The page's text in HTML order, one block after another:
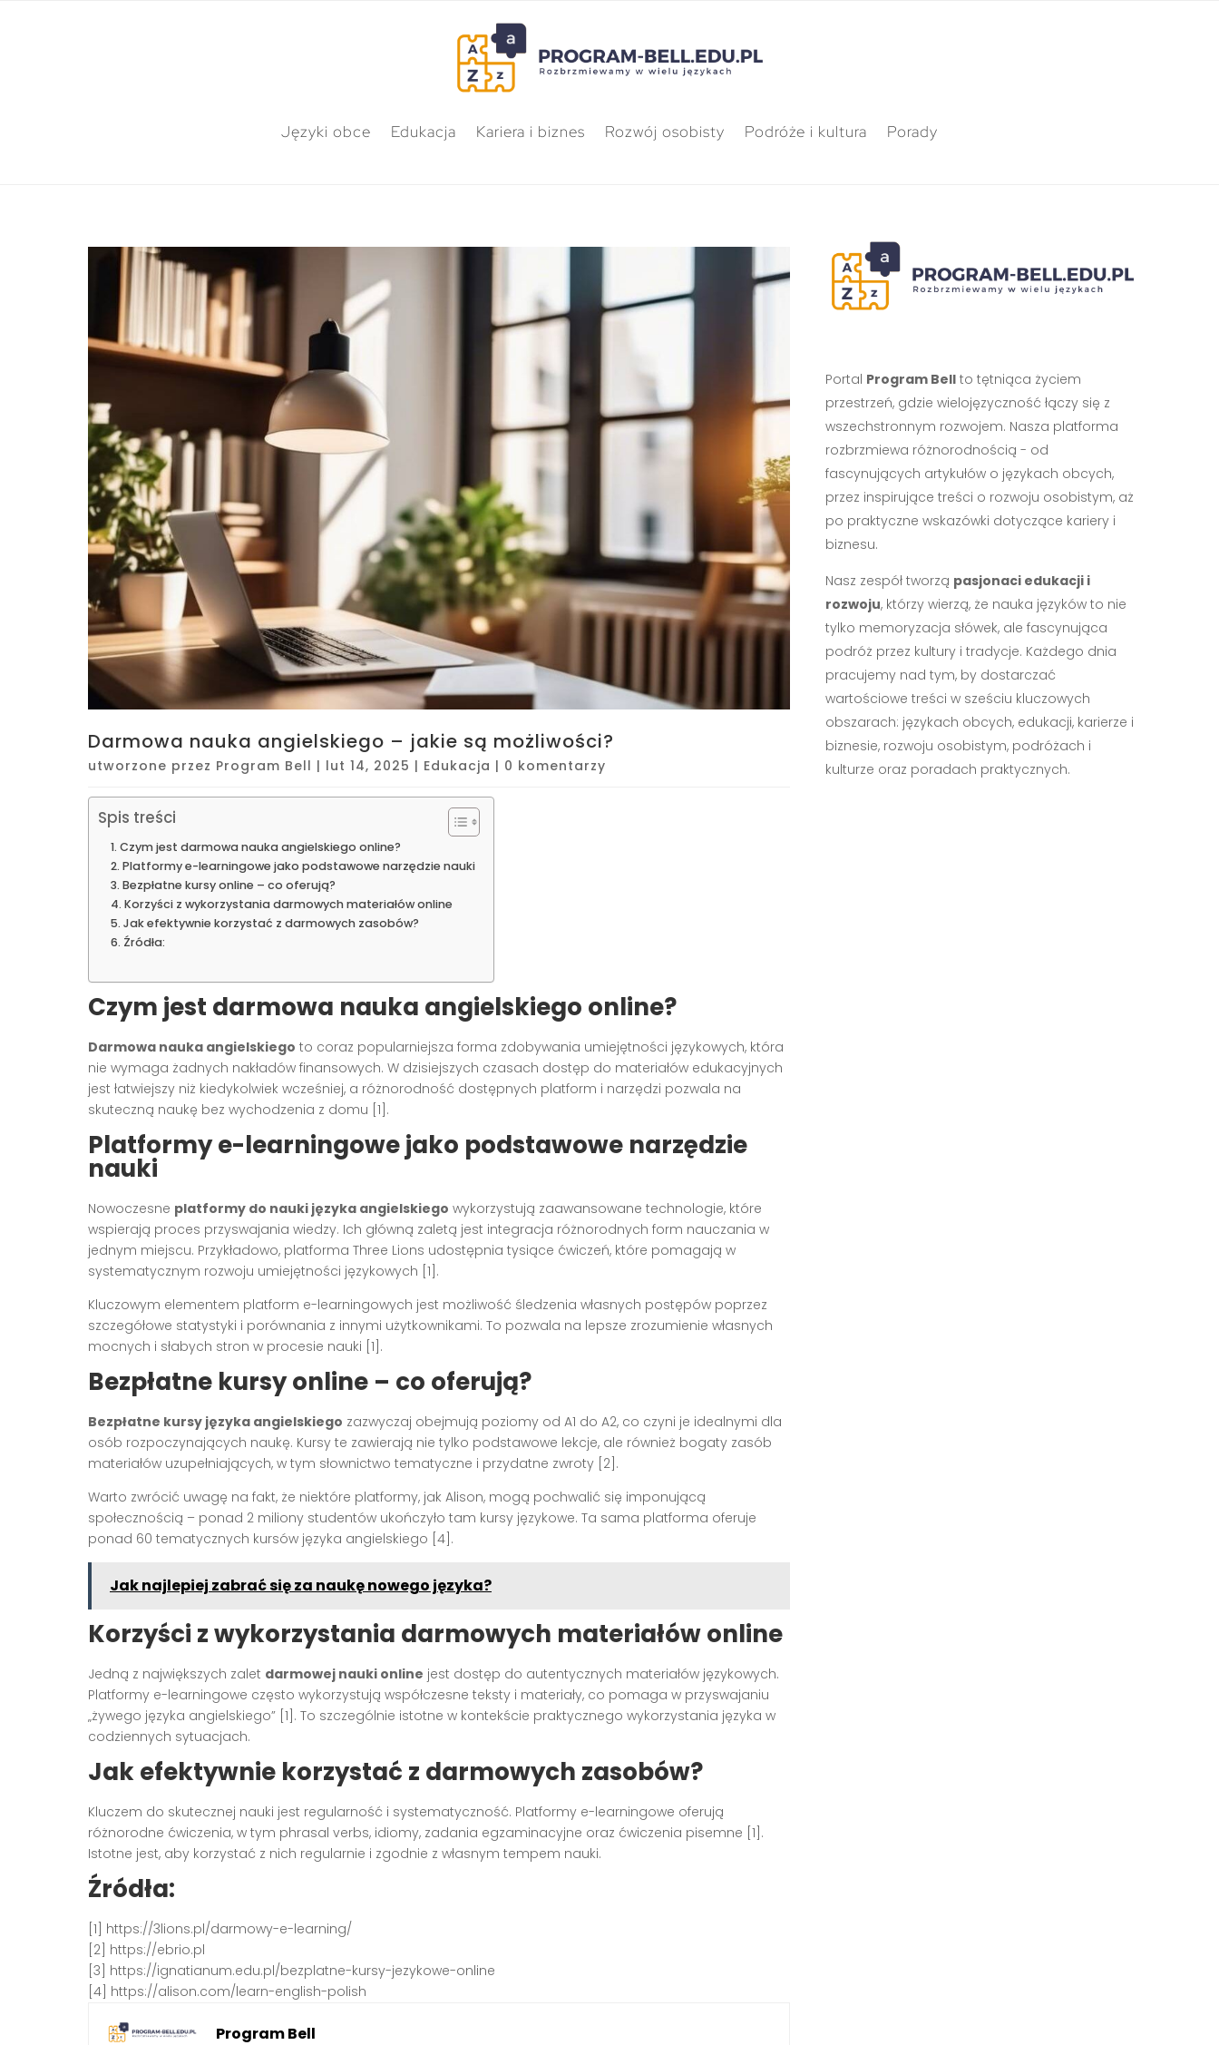
Języki obce Edukacja Kariera i biznes Rozwój osobisty Podróże i kultura Porady
Darmowa nauka angielskiego – jakie są możliwości?
utworzone przez Program Bell | lut 14, 2025 | Edukacja | 0 komentarzy
Spis treści
Czym jest darmowa nauka angielskiego online?
Platformy e-learningowe jako podstawowe narzędzie nauki
Bezpłatne kursy online – co oferują?
Korzyści z wykorzystania darmowych materiałów online
Jak efektywnie korzystać z darmowych zasobów?
Źródła:
Czym jest darmowa nauka angielskiego online?
Darmowa nauka angielskiego to coraz popularniejsza forma zdobywania umiejętności językowych, która
nie wymaga żadnych nakładów finansowych. W dzisiejszych czasach dostęp do materiałów edukacyjnych
jest łatwiejszy niż kiedykolwiek wcześniej, a różnorodność dostępnych platform i narzędzi pozwala na
skuteczną naukę bez wychodzenia z domu [1].
Platformy e-learningowe jako podstawowe narzędzie
nauki
Nowoczesne platformy do nauki języka angielskiego wykorzystują zaawansowane technologie, które
wspierają proces przyswajania wiedzy. Ich główną zaletą jest integracja różnorodnych form nauczania w
jednym miejscu. Przykładowo, platforma Three Lions udostępnia tysiące ćwiczeń, które pomagają w
systematycznym rozwoju umiejętności językowych [1].
Kluczowym elementem platform e-learningowych jest możliwość śledzenia własnych postępów poprzez
szczegółowe statystyki i porównania z innymi użytkownikami. To pozwala na lepsze zrozumienie własnych
mocnych i słabych stron w procesie nauki [1].
Bezpłatne kursy online – co oferują?
Bezpłatne kursy języka angielskiego zazwyczaj obejmują poziomy od A1 do A2, co czyni je idealnymi dla
osób rozpoczynających naukę. Kursy te zawierają nie tylko podstawowe lekcje, ale również bogaty zasób
materiałów uzupełniających, w tym słownictwo tematyczne i przydatne zwroty [2].
Warto zwrócić uwagę na fakt, że niektóre platformy, jak Alison, mogą pochwalić się imponującą
społecznością – ponad 2 miliony studentów ukończyło tam kursy językowe. Ta sama platforma oferuje
ponad 60 tematycznych kursów języka angielskiego [4].
Jak najlepiej zabrać się za naukę nowego języka?
Korzyści z wykorzystania darmowych materiałów online
Jedną z największych zalet darmowej nauki online jest dostęp do autentycznych materiałów językowych.
Platformy e-learningowe często wykorzystują współczesne teksty i materiały, co pomaga w przyswajaniu
„żywego języka angielskiego” [1]. To szczególnie istotne w kontekście praktycznego wykorzystania języka w
codziennych sytuacjach.
Jak efektywnie korzystać z darmowych zasobów?
Kluczem do skutecznej nauki jest regularność i systematyczność. Platformy e-learningowe oferują
różnorodne ćwiczenia, w tym phrasal verbs, idiomy, zadania egzaminacyjne oraz ćwiczenia pisemne [1].
Istotne jest, aby korzystać z nich regularnie i zgodnie z własnym tempem nauki.
Źródła:
[1] https://3lions.pl/darmowy-e-learning/
[2] https://ebrio.pl
[3] https://ignatianum.edu.pl/bezplatne-kursy-jezykowe-online
[4] https://alison.com/learn-english-polish
Program Bell
Portal Program Bellto tętniąca życiem
przestrzeń, gdzie wielojęzyczność łączy się z
wszechstronnym rozwojem. Nasza platforma
rozbrzmiewa różnorodnością - od
fascynujących artykułów o językach obcych,
przez inspirujące treści o rozwoju osobistym, aż
po praktyczne wskazówki dotyczące kariery i
biznesu.
Nasz zespół tworzą pasjonaci edukacji i
rozwoju, którzy wierzą, że nauka języków to nie
tylko memoryzacja słówek, ale fascynująca
podróż przez kultury i tradycje. Każdego dnia
pracujemy nad tym, by dostarczać
wartościowe treści w sześciu kluczowych
obszarach: językach obcych, edukacji, karierze i
biznesie, rozwoju osobistym, podróżach i
kulturze oraz poradach praktycznych.